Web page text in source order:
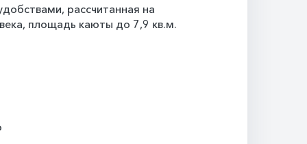
рассчитанная на
площадь каюты до 7,9 кв.м.